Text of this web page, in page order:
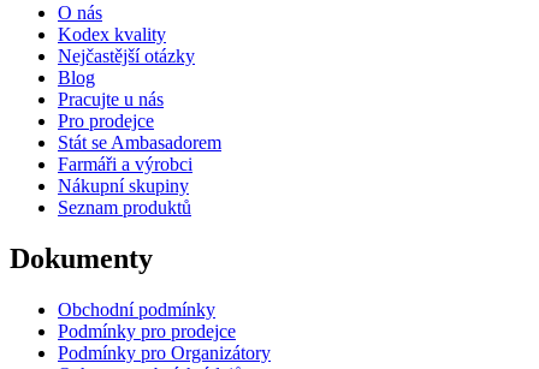
O nás
Kodex kvality
Nejčastější otázky
Blog
Pracujte u nás
Pro prodejce
Stát se Ambasadorem
Farmáři a výrobci
Nákupní skupiny
Seznam produktů
Dokumenty
Obchodní podmínky
Podmínky pro prodejce
Podmínky pro Organizátory